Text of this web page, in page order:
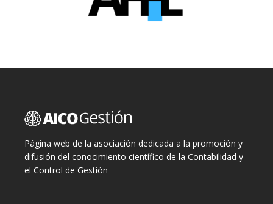
Página web de la asociación dedicada a la promoción y
difusión del conocimiento científico de la Contabilidad y
el Control de Gestión